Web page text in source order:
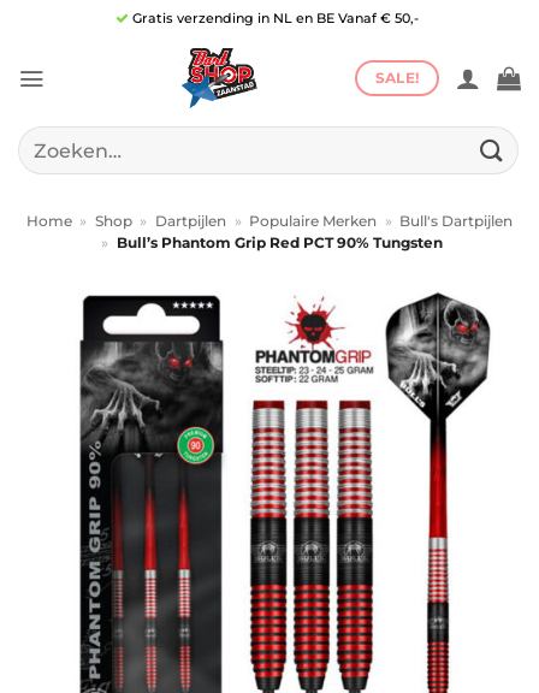
inhoud
Gratis verzending in NL en BE Vanaf € 50,-
SALE!
Zoeken
naar:
Home » Shop » Dartpijlen » Populaire Merken » Bull's Dartpijlen
»
Bull’s Phantom Grip Red PCT 90% Tungsten